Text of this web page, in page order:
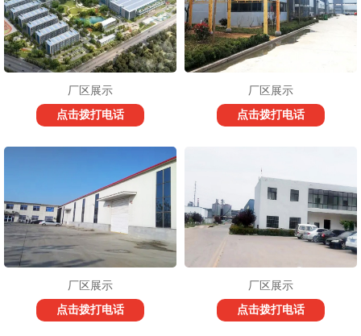
厂区展示
点击拨打电话
厂区展示
点击拨打电话
厂区展示
点击拨打电话
厂区展示
点击拨打电话